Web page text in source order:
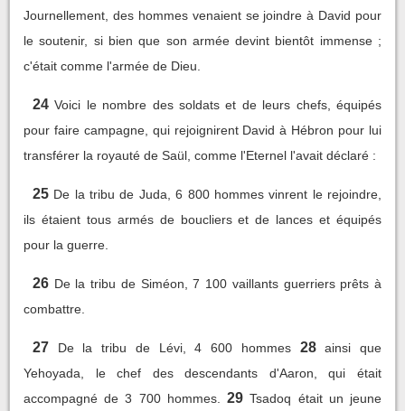
Journellement, des hommes venaient se joindre à David pour
le soutenir, si bien que son armée devint bientôt immense ;
c'était comme l'armée de Dieu.
24 Voici le nombre des soldats et de leurs chefs, équipés
pour faire campagne, qui rejoignirent David à Hébron pour lui
transférer la royauté de Saül, comme l'Eternel l'avait déclaré :
25 De la tribu de Juda, 6 800 hommes vinrent le rejoindre,
ils étaient tous armés de boucliers et de lances et équipés
pour la guerre.
26 De la tribu de Siméon, 7 100 vaillants guerriers prêts à
combattre.
27 De la tribu de Lévi, 4 600 hommes 28
ainsi que
Yehoyada, le chef des descendants d'Aaron, qui était
accompagné de 3 700 hommes.
29 Tsadoq était un jeune